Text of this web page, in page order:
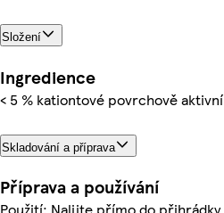
Složení
Ingredience
< 5 % kationtové povrchově
Skladování a příprava
Příprava a používání